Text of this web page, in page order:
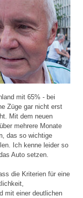
mit 65% - bei
Züge gar nicht erst
Mit dem neuen
mehrere Monate
das so wichtige
Ich kenne leider so
Auto setzen.
die Kriterien für eine
mit einer deutlichen